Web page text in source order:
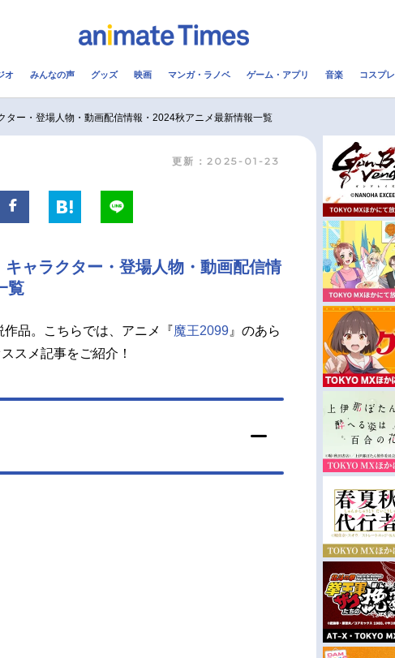
2.5次元 配信・Vtuber
アニメ映画一覧
男性声優/女性声優一覧
今期アニメ曜日別一覧
夏アニメ
オ みんなの声 グッズ 映画 マンガ・ラノベ ゲーム・アプリ 音楽 コスプレ
ター・登場人物・動画配信情報・2024秋アニメ最新情報一覧
更新：2025-01-23
ャラクター・登場人物・動画配信情
覧
作品。こちらでは、アニメ『魔王2099 』のあら
スメ記事をご紹介！